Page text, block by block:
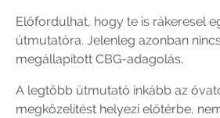
Előfordulhat, hogy te is rákeresel
útmutatóra. Jelenleg azonban
megállapított CBG-adagolás.
A legtöbb útmutató inkább az
megközelítést helyezi előtérbe,